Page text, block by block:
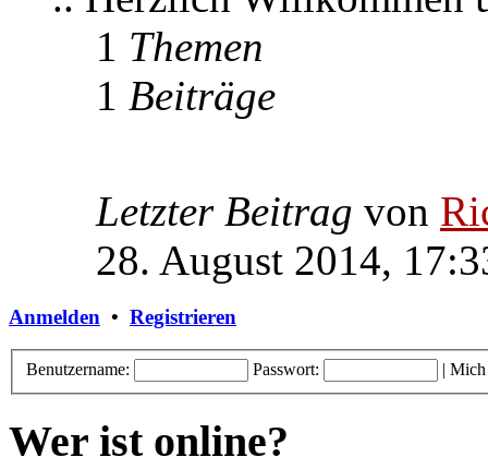
1 Themen
1 Beiträge
Letzter Beitrag von
28. August 2014,
Anmelden • Registrieren
Benutzername: Passwort: | Mich
Wer ist online?